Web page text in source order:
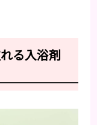
る入浴剤